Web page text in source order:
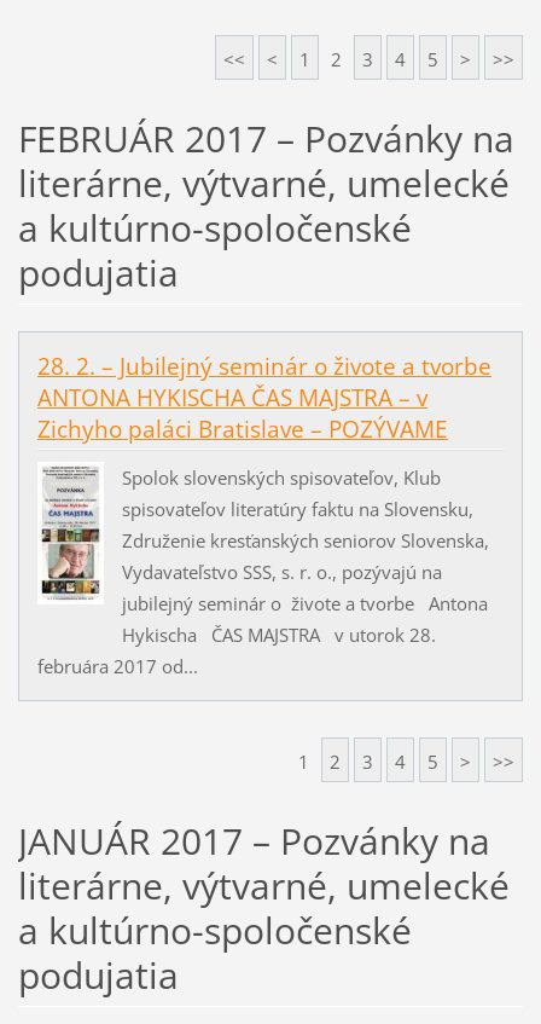
<< < 1 2 3 4 5 > >>
FEBRUÁR 2017 – Pozvánky na
literárne, výtvarné, umelecké
a kultúrno-spoločenské
podujatia
28. 2. – Jubilejný seminár o živote a tvorbe
ANTONA HYKISCHA ČAS MAJSTRA – v
Zichyho paláci Bratislave – POZÝVAME
Spolok slovenských spisovateľov, Klub
spisovateľov literatúry faktu na Slovensku,
Združenie kresťanských seniorov Slovenska,
Vydavateľstvo SSS, s. r. o., pozývajú na
jubilejný seminár o živote a tvorbe Antona
Hykischa ČAS MAJSTRA v utorok 28.
februára 2017 od...
1 2 3 4 5 > >>
JANUÁR 2017 – Pozvánky na
literárne, výtvarné, umelecké
a kultúrno-spoločenské
podujatia